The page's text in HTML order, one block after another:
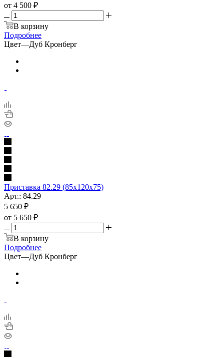
от 4 500 ₽
В корзину
Подробнее
Цвет—Дуб Кронберг
Приставка 82.29 (85х120х75)
Арт.: 84.29
5 650 ₽
от 5 650 ₽
В корзину
Подробнее
Цвет—Дуб Кронберг